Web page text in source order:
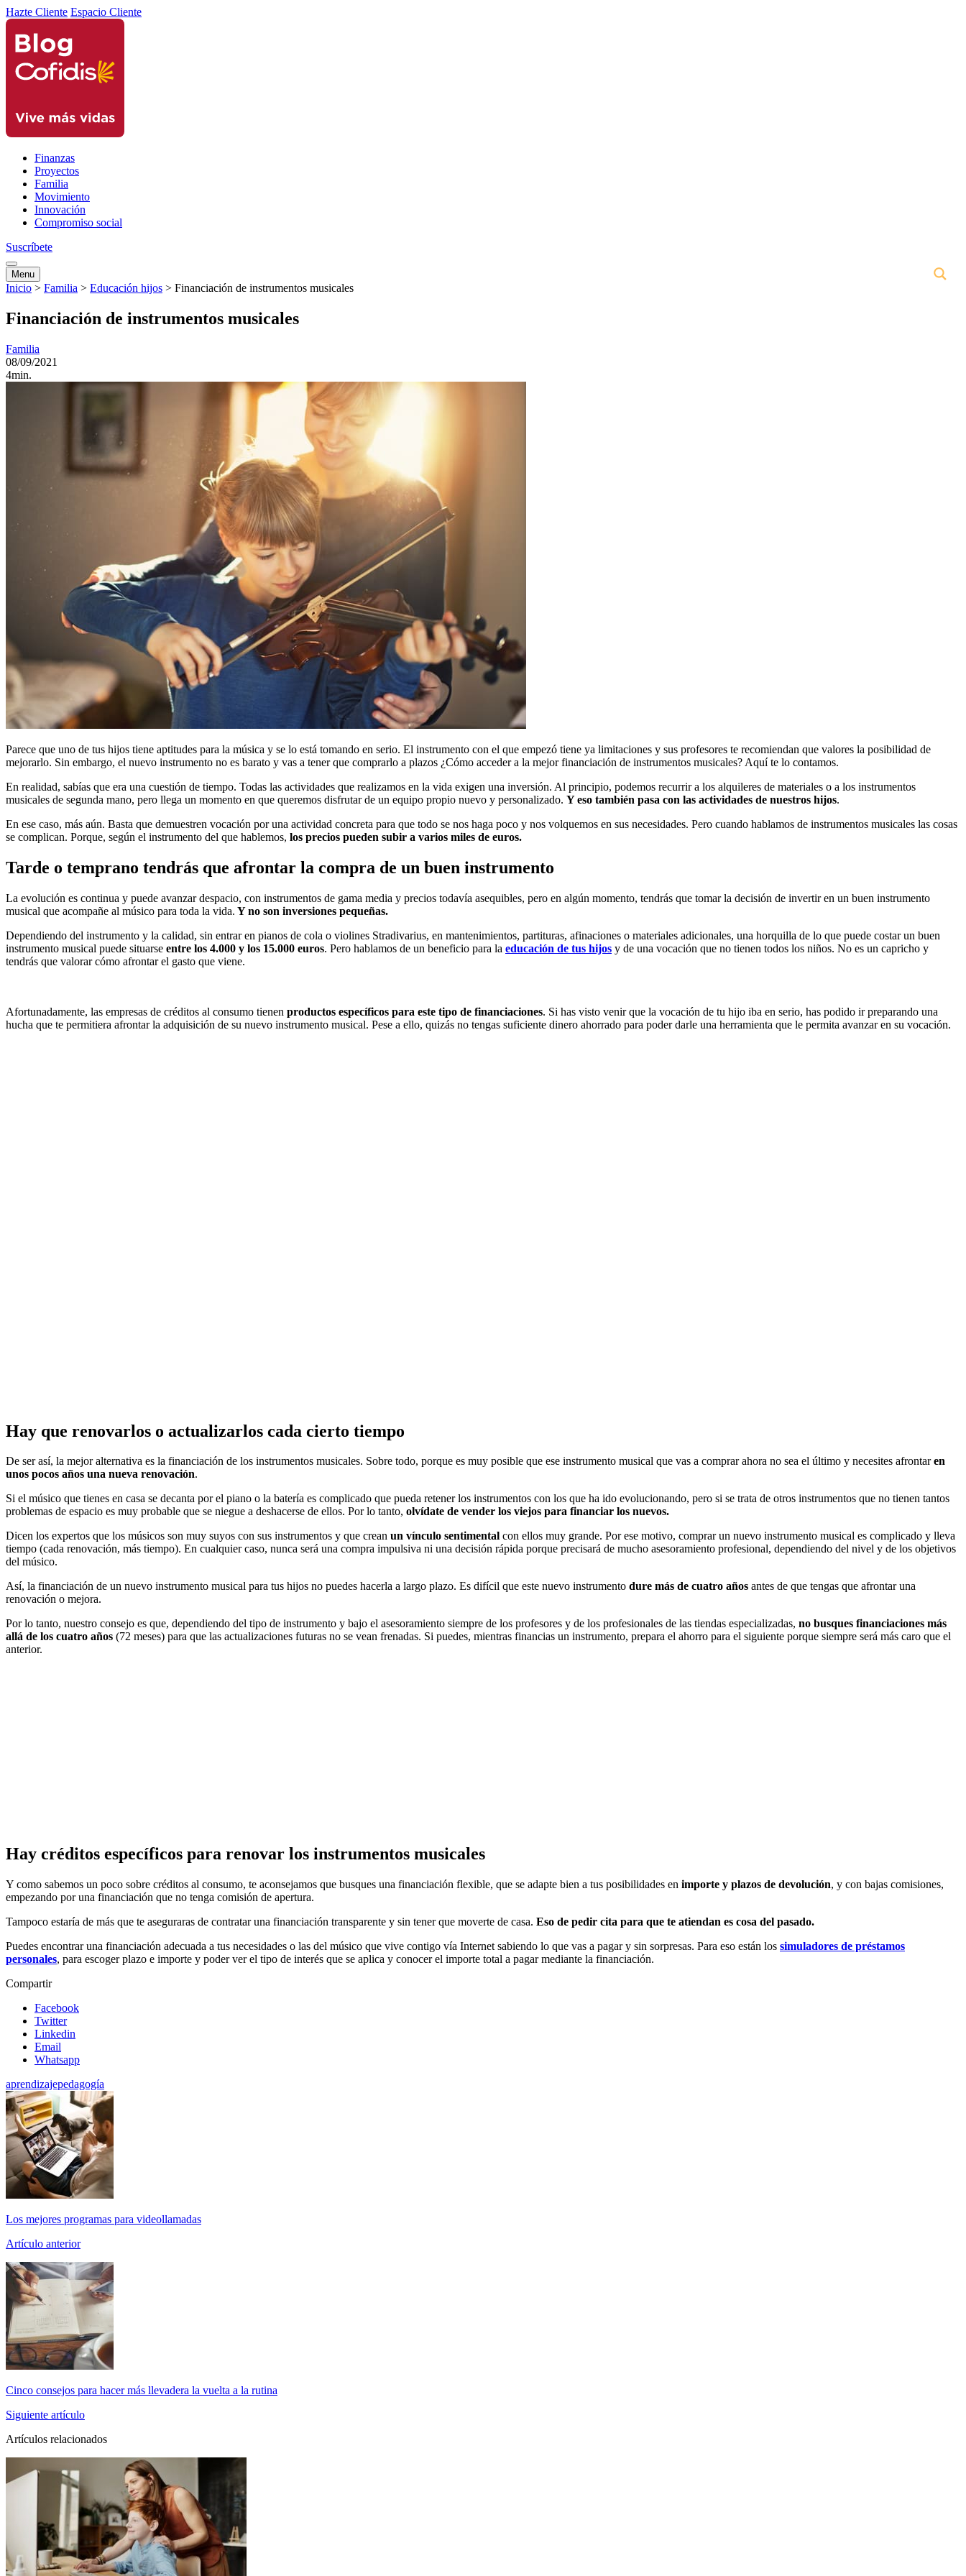
Hazte Cliente Espacio Cliente
Finanzas
Proyectos
Familia
Movimiento
Innovación
Compromiso social
Suscríbete
Menu
Inicio > Familia > Educación hijos > Financiación de instrumentos musicales
Financiación de instrumentos musicales
Familia
08/09/2021
4min.
Parece que uno de tus hijos tiene aptitudes para la música y se lo está tomando en serio. El instrumento con el que empezó tiene ya limitaciones y sus profesores te recomiendan que valores la posibilidad de
mejorarlo. Sin embargo, el nuevo instrumento no es barato y vas a tener que comprarlo a plazos ¿Cómo acceder a la mejor financiación de instrumentos musicales? Aquí te lo contamos.
En realidad, sabías que era una cuestión de tiempo. Todas las actividades que realizamos en la vida exigen una inversión. Al principio, podemos recurrir a los alquileres de materiales o a los instrumentos
musicales de segunda mano, pero llega un momento en que queremos disfrutar de un equipo propio nuevo y personalizado. Y eso también pasa con las actividades de nuestros hijos.
En ese caso, más aún. Basta que demuestren vocación por una actividad concreta para que todo se nos haga poco y nos volquemos en sus necesidades. Pero cuando hablamos de instrumentos musicales las cosas
se complican. Porque, según el instrumento del que hablemos, los precios pueden subir a varios miles de euros.
Tarde o temprano tendrás que afrontar la compra de un buen instrumento
La evolución es continua y puede avanzar despacio, con instrumentos de gama media y precios todavía asequibles, pero en algún momento, tendrás que tomar la decisión de invertir en un buen instrumento
musical que acompañe al músico para toda la vida. Y no son inversiones pequeñas.
Dependiendo del instrumento y la calidad, sin entrar en pianos de cola o violines Stradivarius, en mantenimientos, partituras, afinaciones o materiales adicionales, una horquilla de lo que puede costar un buen
instrumento musical puede situarse entre los 4.000 y los 15.000 euros. Pero hablamos de un beneficio para la educación de tus hijos y de una vocación que no tienen todos los niños. No es un capricho y
tendrás que valorar cómo afrontar el gasto que viene.
Afortunadamente, las empresas de créditos al consumo tienen productos específicos para este tipo de financiaciones. Si has visto venir que la vocación de tu hijo iba en serio, has podido ir preparando una
hucha que te permitiera afrontar la adquisición de su nuevo instrumento musical. Pese a ello, quizás no tengas suficiente dinero ahorrado para poder darle una herramienta que le permita avanzar en su vocación.
Hay que renovarlos o actualizarlos cada cierto tiempo
De ser así, la mejor alternativa es la financiación de los instrumentos musicales. Sobre todo, porque es muy posible que ese instrumento musical que vas a comprar ahora no sea el último y necesites afrontaren
unos pocos años una nueva renovación.
Si el músico que tienes en casa se decanta por el piano o la batería es complicado que pueda retener los instrumentos con los que ha ido evolucionando, pero si se trata de otros instrumentos que no tienen tantos
problemas de espacio es muy probable que se niegue a deshacerse de ellos. Por lo tanto, olvídate de vender los viejos para financiar los nuevos.
Dicen los expertos que los músicos son muy suyos con sus instrumentos y que crean un vínculo sentimental con ellos muy grande. Por ese motivo, comprar un nuevo instrumento musical es complicado y lleva
tiempo (cada renovación, más tiempo). En cualquier caso, nunca será una compra impulsiva ni una decisión rápida porque precisará de mucho asesoramiento profesional, dependiendo del nivel y de los objetivos
del músico.
Así, la financiación de un nuevo instrumento musical para tus hijos no puedes hacerla a largo plazo. Es difícil que este nuevo instrumento dure más de cuatro años antes de que tengas que afrontar una
renovación o mejora.
Por lo tanto, nuestro consejo es que, dependiendo del tipo de instrumento y bajo el asesoramiento siempre de los profesores y de los profesionales de las tiendas especializadas, no busques financiaciones más
allá de los cuatro años (72 meses) para que las actualizaciones futuras no se vean frenadas. Si puedes, mientras financias un instrumento, prepara el ahorro para el siguiente porque siempre será más caro que el
anterior.
Hay créditos específicos para renovar los instrumentos musicales
Y como sabemos un poco sobre créditos al consumo, te aconsejamos que busques una financiación flexible, que se adapte bien a tus posibilidades en importe y plazos de devolución, y con bajas comisiones,
empezando por una financiación que no tenga comisión de apertura.
Tampoco estaría de más que te aseguraras de contratar una financiación transparente y sin tener que moverte de casa. Eso de pedir cita para que te atiendan es cosa del pasado.
Puedes encontrar una financiación adecuada a tus necesidades o las del músico que vive contigo vía Internet sabiendo lo que vas a pagar y sin sorpresas. Para eso están los simuladores de préstamos
personales, para escoger plazo e importe y poder ver el tipo de interés que se aplica y conocer el importe total a pagar mediante la financiación.
Compartir
Facebook
Twitter
Linkedin
Email
Whatsapp
aprendizajepedagogía
Los mejores programas para videollamadas
Artículo anterior
Cinco consejos para hacer más llevadera la vuelta a la rutina
Siguiente artículo
Artículos relacionados